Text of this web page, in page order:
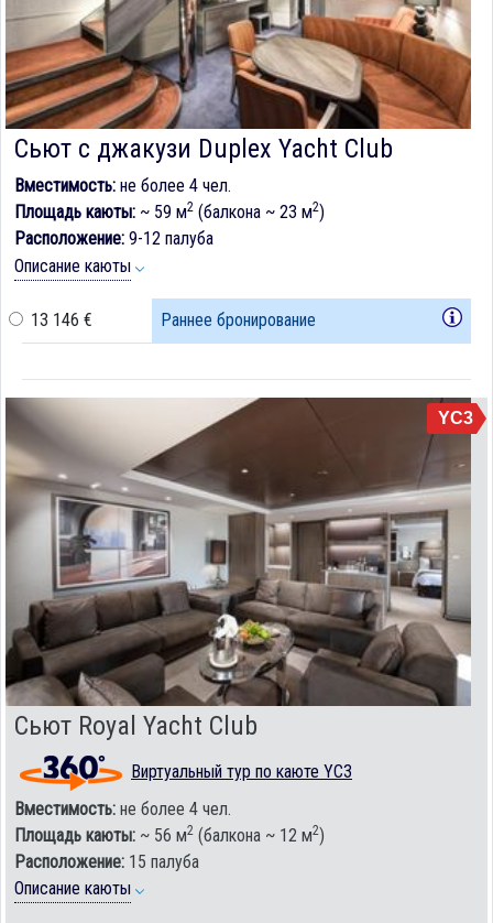
Сьют с джакузи Duplex Yacht Club
Вместимость: не более 4 чел.
Площадь каюты: ~ 59 м2 (балкона ~ 23 м2)
Расположение: 9-12 палуба
Описание каюты
13 146 € Раннее бронирование
YC3
Сьют Royal Yacht Club
Виртуальный тур по каюте YC3
Вместимость: не более 4 чел.
Площадь каюты: ~ 56 м2 (балкона ~ 12 м2)
Расположение: 15 палуба
Описание каюты